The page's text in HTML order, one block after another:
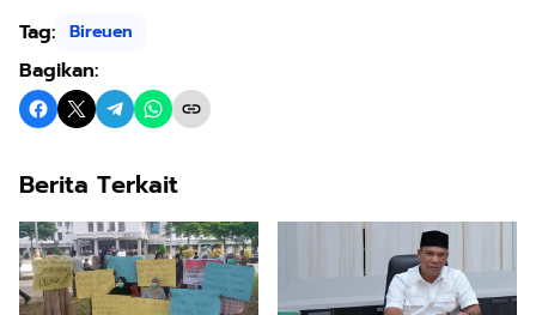
Tag: Bireuen
Bagikan:
Berita Terkait